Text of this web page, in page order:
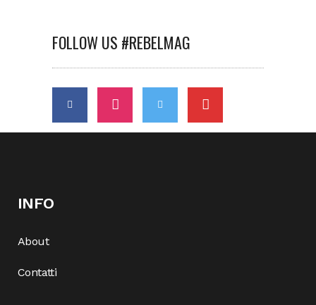
FOLLOW US #REBELMAG
INFO
About
Contatti